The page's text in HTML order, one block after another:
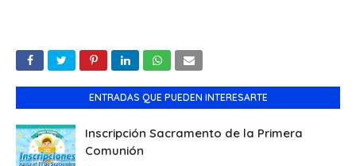
ENTRADAS QUE PUEDEN INTERESARTE
Inscripción Sacramento de la Primera
Comunión